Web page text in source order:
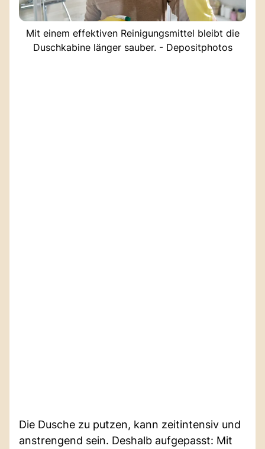
Mit einem effektiven Reinigungsmittel bleibt die
Duschkabine länger sauber. - Depositphotos
Die Dusche zu putzen, kann zeitintensiv und
anstrengend sein. Deshalb aufgepasst: Mit